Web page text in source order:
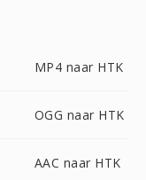
MP4 naar HTK
OGG naar HTK
AAC naar HTK